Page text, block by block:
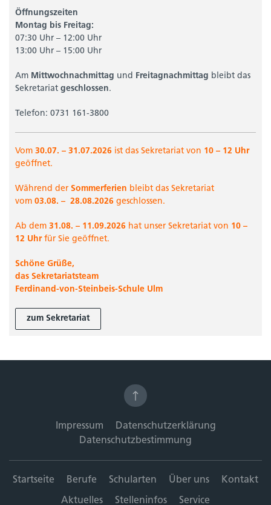
Öffnungszeiten
Montag bis Freitag:
07:30 Uhr – 12:00 Uhr
13:00 Uhr – 15:00 Uhr
Am Mittwochnachmittag und Freitagnachmittag bleibt das
Sekretariat geschlossen.
Telefon: 0731 161-3800
Vom 30.07. – 31.07.2026 ist das Sekretariat von 10 – 12 Uhr
geöffnet.
Während der Sommerferien bleibt das Sekretariat
vom 03.08. – 28.08.2026 geschlossen.
Ab dem 31.08. – 11.09.2026 hat unser Sekretariat von 10 –
12 Uhrfür Sie geöffnet.
Schöne Grüße,
das Sekretariatsteam
Ferdinand-von-Steinbeis-Schule Ulm
zum Sekretariat
Impressum
Datenschutzerklärung
Datenschutzbestimmung
Startseite Berufe Schularten Über uns Kontakt
Aktuelles Stelleninfos Service